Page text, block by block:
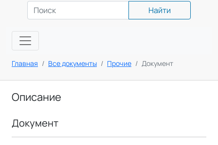
Найти
Главная Все документы Прочие Документ
Описание
Документ